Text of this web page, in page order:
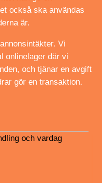
också ska användas
är.
Vi
onlinelager där vi
och tjänar en avgift
gör en transaktion.